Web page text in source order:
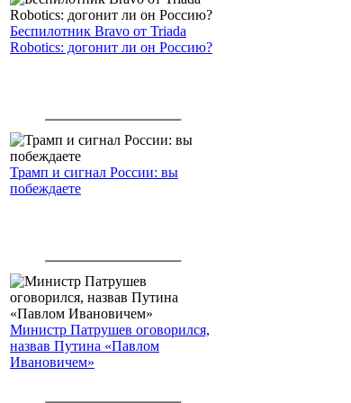
Беспилотник Bravo от Triada
Robotics: догонит ли он Россию?
Трамп и сигнал России: вы
побеждаете
Министр Патрушев оговорился,
назвав Путина «Павлом
Ивановичем»